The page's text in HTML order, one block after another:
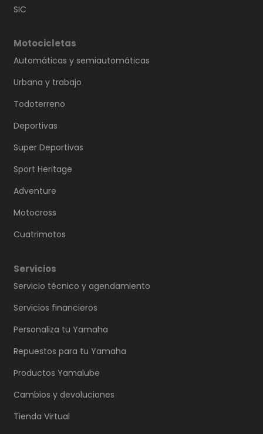
SIC
Motocicletas
Automáticas y semiautomáticas
Urbana y trabajo
Todoterreno
Deportivas
Super Deportivas
Sport Heritage
Adventure
Motocross
Cuatrimotos
Servicios
Servicio técnico y agendamiento
Servicios financieros
Personaliza tu Yamaha
Repuestos para tu Yamaha
Productos Yamalube
Cambios y devoluciones
Tienda Virtual